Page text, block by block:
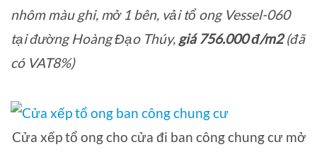
nhôm màu ghi, mở 1 bên, vải tổ ong Vessel-060
tại đường Hoàng Đạo Thúy, giá 756.000 đ/m2(đã
có VAT8%)
Cửa xếp tổ ong cho cửa đi ban công chung cư mở